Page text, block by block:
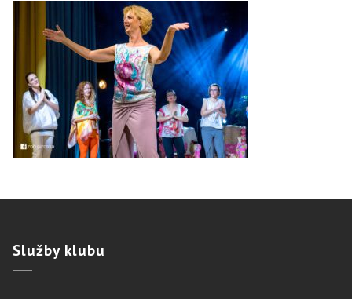
Službyklubu